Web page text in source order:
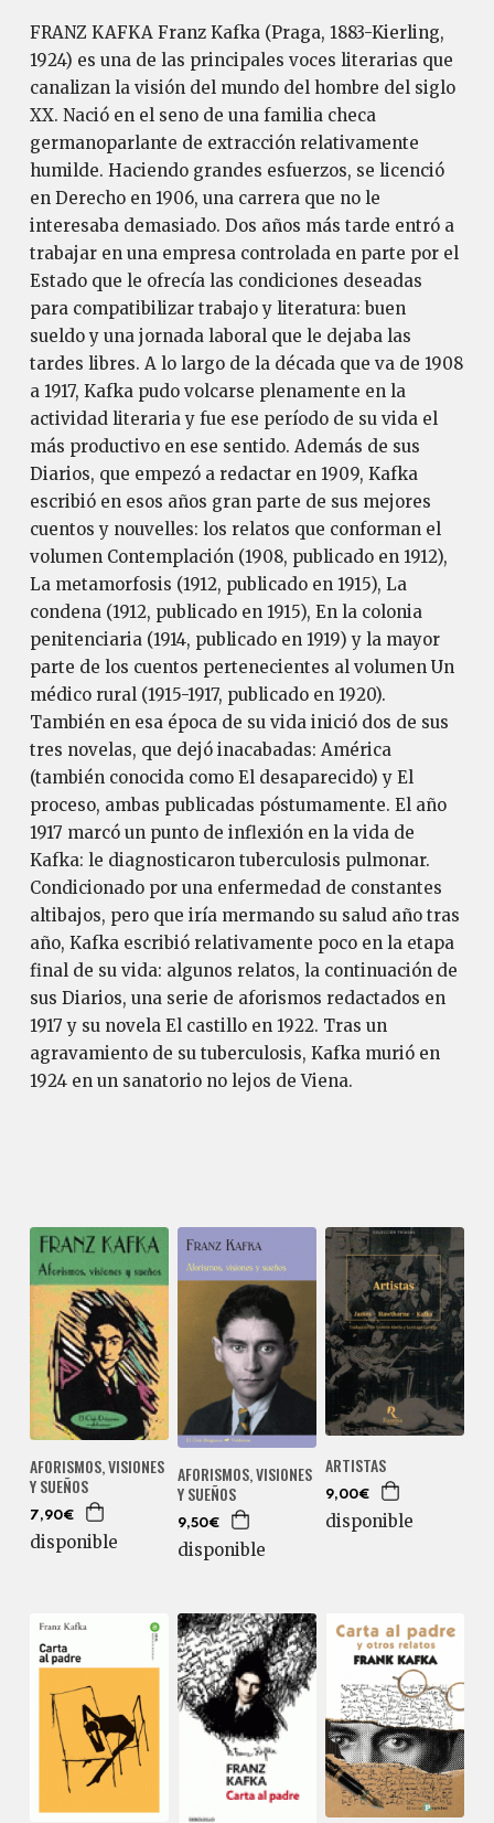
FRANZ KAFKA Franz Kafka (Praga, 1883-Kierling,
1924) es una de las principales voces literarias que
canalizan la visión del mundo del hombre del siglo
XX. Nació en el seno de una familia checa
germanoparlante de extracción relativamente
humilde. Haciendo grandes esfuerzos, se licenció
en Derecho en 1906, una carrera que no le
interesaba demasiado. Dos años más tarde entró a
trabajar en una empresa controlada en parte por el
Estado que le ofrecía las condiciones deseadas
para compatibilizar trabajo y literatura: buen
sueldo y una jornada laboral que le dejaba las
tardes libres. A lo largo de la década que va de 1908
a 1917, Kafka pudo volcarse plenamente en la
actividad literaria y fue ese período de su vida el
más productivo en ese sentido. Además de sus
Diarios, que empezó a redactar en 1909, Kafka
escribió en esos años gran parte de sus mejores
cuentos y nouvelles: los relatos que conforman el
volumen Contemplación (1908, publicado en 1912),
La metamorfosis (1912, publicado en 1915), La
condena (1912, publicado en 1915), En la colonia
penitenciaria (1914, publicado en 1919) y la mayor
parte de los cuentos pertenecientes al volumen Un
médico rural (1915-1917, publicado en 1920).
También en esa época de su vida inició dos de sus
tres novelas, que dejó inacabadas: América
(también conocida como El desaparecido) y El
proceso, ambas publicadas póstumamente. El año
1917 marcó un punto de inflexión en la vida de
Kafka: le diagnosticaron tuberculosis pulmonar.
Condicionado por una enfermedad de constantes
altibajos, pero que iría mermando su salud año tras
año, Kafka escribió relativamente poco en la etapa
final de su vida: algunos relatos, la continuación de
sus Diarios, una serie de aforismos redactados en
1917 y su novela El castillo en 1922. Tras un
agravamiento de su tuberculosis, Kafka murió en
1924 en un sanatorio no lejos de Viena.
AFORISMOS, VISIONES
Y SUEÑOS
7,90€
disponible
AFORISMOS, VISIONES
Y SUEÑOS
9,50€
disponible
ARTISTAS
9,00€
disponible